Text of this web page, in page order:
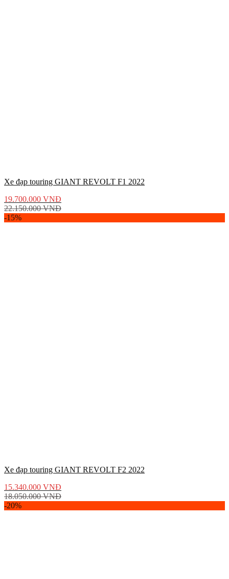
Xe đạp touring GIANT REVOLT F1 2022
19.700.000 VNĐ
22.150.000VNĐ
-15%
Xe đạp touring GIANT REVOLT F2 2022
15.340.000 VNĐ
18.050.000VNĐ
-20%